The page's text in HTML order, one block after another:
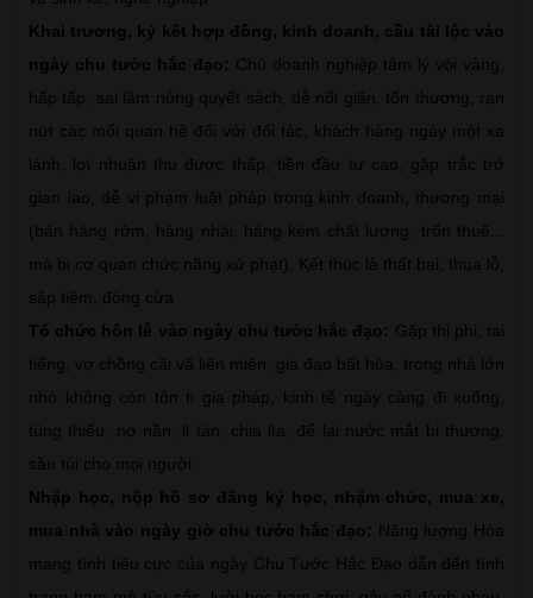
Khai trương, kỷ kết hợp đồng, kinh doanh, cầu tài lộc vào
ngày chu tước hắc đạo: Chủ doanh nghiệp tâm lý vội vàng,
hấp tấp, sai lầm nóng quyết sách, dễ nổi giận, tổn thương, rạn
nứt các mối quan hệ đối với đối tác, khách hàng ngày một xa
lánh, lợi nhuận thu được thấp, tiền đầu tư cao, gặp trắc trở
gian lao, dễ vi phạm luật pháp trong kinh doanh, thương mại
(bán hàng rởm, hàng nhái, hàng kém chất lượng, trốn thuế...
mà bị cơ quan chức năng xử phạt). Kết thúc là thất bại, thua lỗ,
sập tiệm, đóng cửa
Tổ chức hôn lễ vào ngày chu tước hắc đạo: Gặp thị phi, tai
tiếng, vợ chồng cãi vã liên miên, gia đạo bất hòa, trong nhà lớn
nhỏ không còn tôn ti gia pháp, kinh tế ngày càng đi xuống,
túng thiếu, nợ nần, li tán, chia lìa, để lại nước mắt bi thương,
sầu tủi cho mọi người
Nhập học, nộp hồ sơ đăng ký học, nhậm chức, mua xe,
mua nhà vào ngày giờ chu tước hắc đạo:
Năng lượng Hỏa
mang tính tiêu cực của ngày Chu Tước Hắc Đạo dẫn đến tình